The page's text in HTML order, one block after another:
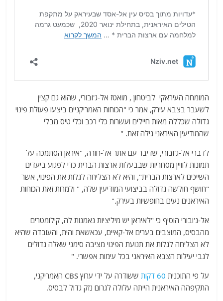
המומחה העיראקי לביטחון , מואטז אל-ג'ובורי, שהוא גם קצין
לשעבר בצבא עירק, אמר כי "הכוחות האמריקניים ביצעו פעולת פינוי
גדולה שכללה מאות חיילים ועשרות כלי רכב וכלי טיס מבלי
שהמודיעין האיראני גילה זאת. "
לדברי אל-ג'ובורי, שדיבר עם אתר אל-חורה, "איראן הסתמכה על
תמונות לוויין מסחריות שבבעלות ארצות הברית כדי לפגוע ביעדים
השייכים לארצות הברית", והיא לא הצליחה לגלות את הפינוי, אשר
"חושף חולשה גדולה בביצועי המודיעין שלה, " ולמרות זאת הכוחות
האיראנים נעים בחופשיות בעירק."
אל-ג'ובורי הוסיף כי "לאיראן יש מיליציות נאמנות לה, קילומטרים
מהבסיס, המוצבים בערים אל-קאיים, עכאשאת והית, והעובדה שהיא
לא הצליחה לגלות את תנועת הפינוי מציבה סימני שאלה גדולים
לגבי יעילות הצבא האיראני בכל עימות אפשרי. "
על פי התוכנית 60 דקות
ששודרה על ידי ערוץ CBS האמריקני,
התקיפהה האיראנית הייתה עלולה לגרום נזק גדול לבסיס.